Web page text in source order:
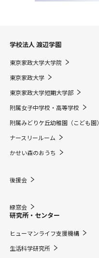
学校法人 渡辺学園
東京家政大学大学院
東京家政大学
東京家政大学短期大学部
附属女子中学校・高等学校
附属みどりケ丘幼稚園（こども園）
ナースリールーム
かせい森のおうち
後援会
緑窓会
研究所・センター
ヒューマンライフ支援機構
生活科学研究所